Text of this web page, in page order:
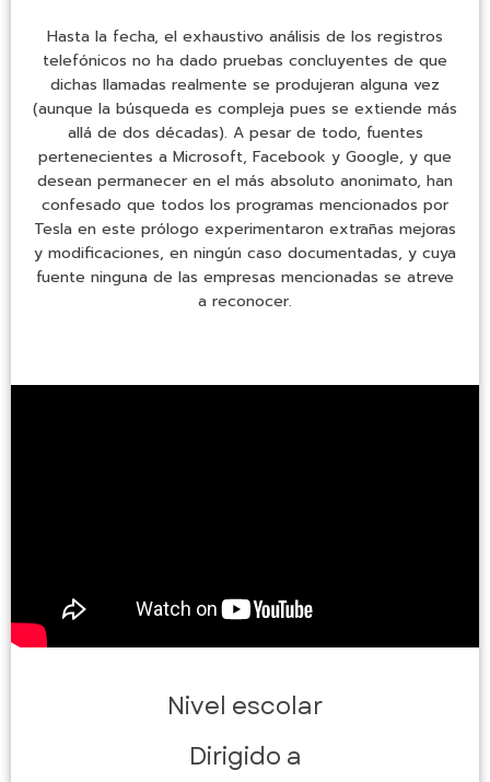
Hasta la fecha, el exhaustivo análisis de los registros
telefónicos no ha dado pruebas concluyentes de que
dichas llamadas realmente se produjeran alguna vez
(aunque la búsqueda es compleja pues se extiende más
allá de dos décadas). A pesar de todo, fuentes
pertenecientes a Microsoft, Facebook y Google, y que
desean permanecer en el más absoluto anonimato, han
confesado que todos los programas mencionados por
Tesla en este prólogo experimentaron extrañas mejoras
y modificaciones, en ningún caso documentadas, y cuya
fuente ninguna de las empresas mencionadas se atreve
a reconocer.
Nivel escolar
Dirigido a